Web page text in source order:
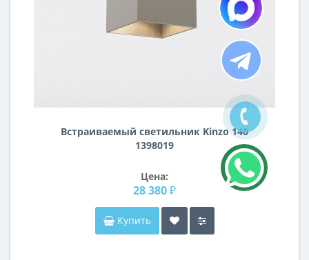
Встраиваемый светильник Kinzo 140
1398019
Цена:
28 380 ₽
Купить